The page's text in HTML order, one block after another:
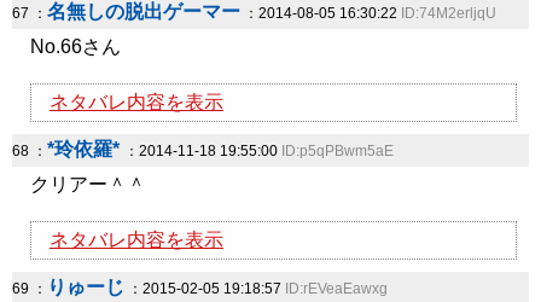
67 ： 名無しの脱出ゲーマー ：2014-08-05 16:30:22 ID:74M2erljqU
No.66さん
ネタバレ内容を表示
68 ： *玲依羅* ：2014-11-18 19:55:00 ID:p5qPBwm5aE
クリアー＾＾
ネタバレ内容を表示
69 ： りゅーじ ：2015-02-05 19:18:57 ID:rEVeaEawxg